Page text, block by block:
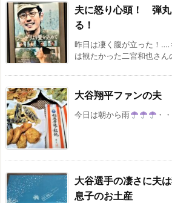
夫に怒り心頭！ 弾丸
る！
昨日は凄く腹が立った！
は観たかった二宮和也さん
大谷翔平ファンの夫
今日は朝から雨 ・
大谷選手の凄さに夫
息子のお土産